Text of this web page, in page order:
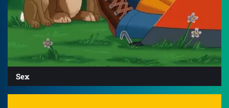
Sex